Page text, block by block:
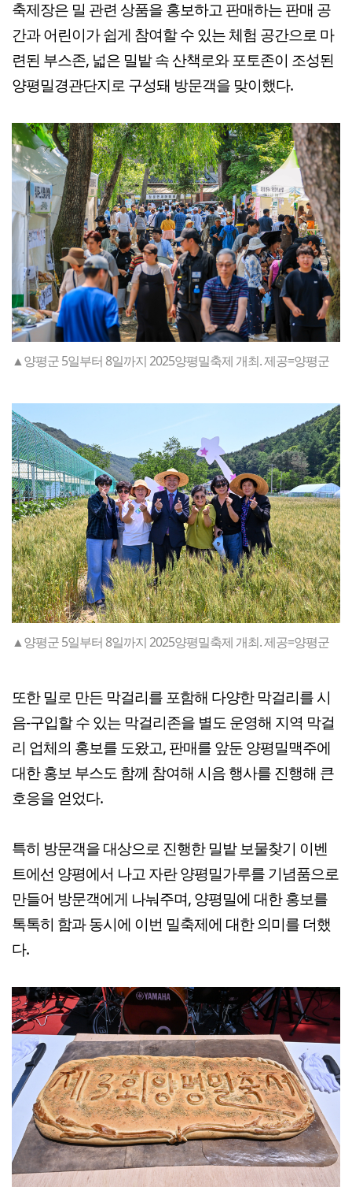
축제장은 밀 관련 상품을 홍보하고 판매하는 판매 공
간과 어린이가 쉽게 참여할 수 있는 체험 공간으로 마
련된 부스존, 넓은 밀밭 속 산책로와 포토존이 조성된
양평밀경관단지로 구성돼 방문객을 맞이했다.
▲양평군 5일부터 8일까지 2025양평밀축제 개최. 제공=양평군
▲양평군 5일부터 8일까지 2025양평밀축제 개최. 제공=양평군
또한 밀로 만든 막걸리를 포함해 다양한 막걸리를 시
음-구입할 수 있는 막걸리존을 별도 운영해 지역 막걸
리 업체의 홍보를 도왔고, 판매를 앞둔 양평밀맥주에
대한 홍보 부스도 함께 참여해 시음 행사를 진행해 큰
호응을 얻었다.
특히 방문객을 대상으로 진행한 밀밭 보물찾기 이벤
트에선 양평에서 나고 자란 양평밀가루를 기념품으로
만들어 방문객에게 나눠주며, 양평밀에 대한 홍보를
톡톡히 함과 동시에 이번 밀축제에 대한 의미를 더했
다.